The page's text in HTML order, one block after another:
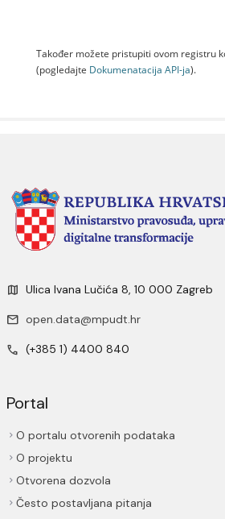
Također možete pristupiti ovom registru
(pogledajte Dokumenаtаcijа API-jа).